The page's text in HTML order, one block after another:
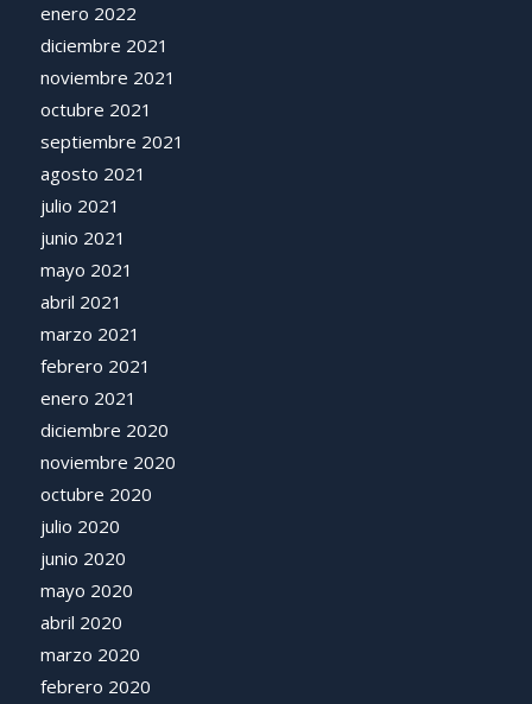
enero 2022
diciembre 2021
noviembre 2021
octubre 2021
septiembre 2021
agosto 2021
julio 2021
junio 2021
mayo 2021
abril 2021
marzo 2021
febrero 2021
enero 2021
diciembre 2020
noviembre 2020
octubre 2020
julio 2020
junio 2020
mayo 2020
abril 2020
marzo 2020
febrero 2020